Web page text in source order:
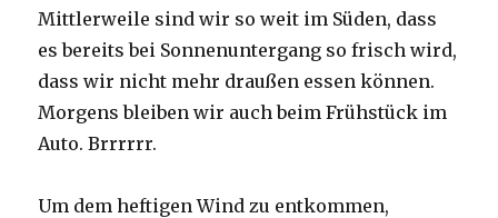
Mittlerweile sind wir so weit im Süden, dass
es bereits bei Sonnenuntergang so frisch wird,
dass wir nicht mehr draußen essen können.
Morgens bleiben wir auch beim Frühstück im
Auto. Brrrrrr.
Um dem heftigen Wind zu entkommen,